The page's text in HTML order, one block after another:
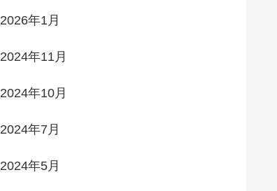
2026年1月
2024年11月
2024年10月
2024年7月
2024年5月